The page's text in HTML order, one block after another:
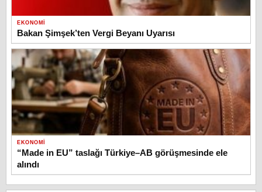
EKONOMI
Bakan Şimşek’ten Vergi Beyanı Uyarısı
EKONOMI
“Made in EU” taslağı Türkiye–AB görüşmesinde ele
alındı